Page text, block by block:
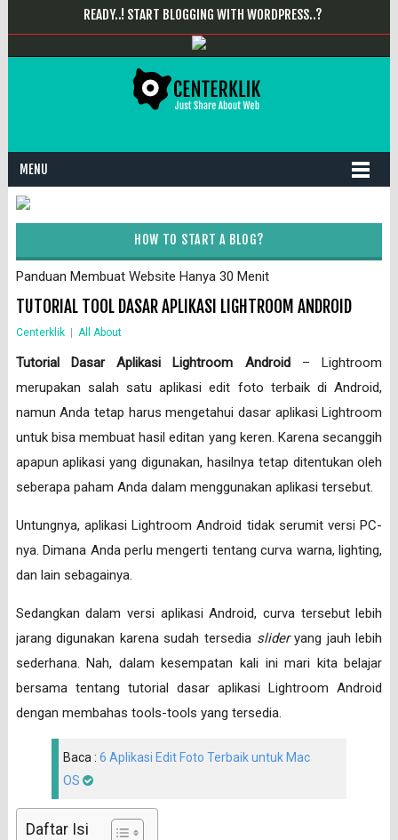
READY..! START BLOGGING WITH WORDPRESS..?
MENU
HOW TO START A BLOG?
Panduan Membuat Website Hanya 30 Menit
TUTORIAL TOOL DASAR APLIKASI LIGHTROOM ANDROID
Centerklik All About
Tutorial Dasar Aplikasi Lightroom Android– Lightroom
merupakan salah satu aplikasi edit foto terbaik di Android,
namun Anda tetap harus mengetahui dasar aplikasi Lightroom
untuk bisa membuat hasil editan yang keren. Karena secanggih
apapun aplikasi yang digunakan, hasilnya tetap ditentukan oleh
seberapa paham Anda dalam menggunakan aplikasi tersebut.
Untungnya, aplikasi Lightroom Android tidak serumit versi PC-
nya. Dimana Anda perlu mengerti tentang curva warna, lighting,
dan lain sebagainya.
Sedangkan dalam versi aplikasi Android, curva tersebut lebih
jarang digunakan karena sudah tersedia slideryang jauh lebih
sederhana. Nah, dalam kesempatan kali ini mari kita belajar
bersama tentang tutorial dasar aplikasi Lightroom Android
dengan membahas tools-tools yang tersedia.
Baca : 6 Aplikasi Edit Foto Terbaik untuk Mac
OS
Daftar Isi